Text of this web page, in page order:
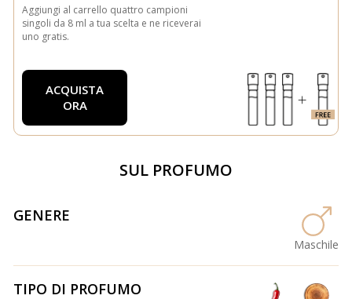
Aggiungi al carrello quattro campioni
singoli da 8 ml a tua scelta e ne riceverai
uno gratis.
ACQUISTA
ORA
SUL PROFUMO
GENERE
Maschile
TIPO DI PROFUMO